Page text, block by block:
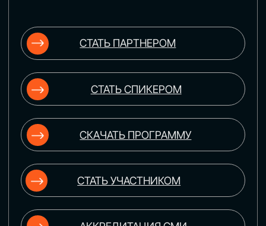
Узнаем как компании адаптируются к
новой ИИ-реальности. Как ИИ-
сотрудники становятся
«полноправными» членами команды, как
ИИ-помощники забирают на себя рутину
и как можно значительно увеличить
производительность без огромных
затрат на нейросети
ЦИФРОВИЗАЦИЯ
УПРАВЛЕНИЯ ПЕРСОНАЛОМ
Рассмотрим управление человеческим
комплексные решения для роста
производительности и кейсы
оптимизации процессов найма,
развития, оценки и удержания